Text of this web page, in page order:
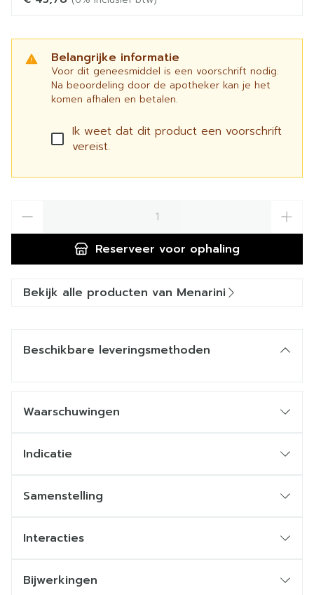
Belangrijke informatie
Voor dit geneesmiddel is een voorschrift nodig.
Na beoordeling door de apotheker kan je het
komen afhalen en betalen.
Ik weet dat dit product een voorschrift
vereist.
Reserveer voor ophaling
Bekijk alle producten van Menarini
Beschikbare leveringsmethoden
Waarschuwingen
Indicatie
Samenstelling
Interacties
Nitraten
Bijwerkingen